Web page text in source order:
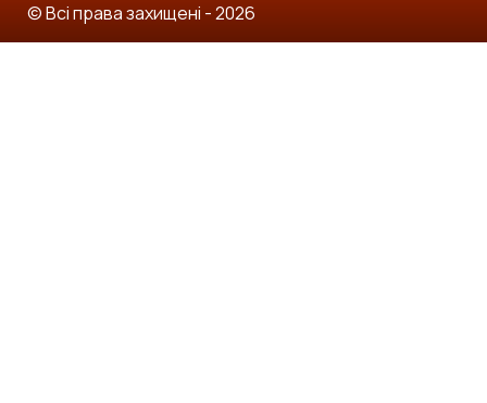
© Всі права захищені - 2026